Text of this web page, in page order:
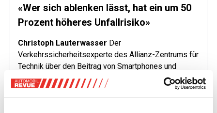
«Wer sich ablenken lässt, hat ein um 50
Prozent höheres Unfallrisiko»
Christoph Lauterwasser Der
Verkehrssicherheitsexperte des Allianz-Zentrums für
Technik über den Beitrag von Smartphones und
Fahrzeugbedienung zum Unfallgeschehen.
AUTOMOBIL REVUE: